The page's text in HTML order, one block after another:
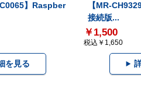
】Raspber
を見る
【MR-
接続版...
￥1,500
税込￥1,650